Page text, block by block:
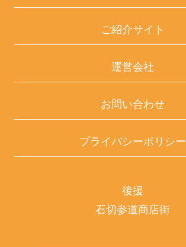
ご紹介サイト
運営会社
お問い合わせ
プライバシーポリシー
後援
石切参道商店街